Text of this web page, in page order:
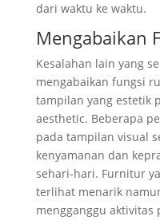
dari waktu ke waktu.
Mengabaikan
Kesalahan lain yang
mengabaikan fungsi
tampilan yang estetik
aesthetic. Beberapa
pada tampilan visual
kenyamanan dan
sehari-hari. Furnitur
terlihat menarik
mengganggu